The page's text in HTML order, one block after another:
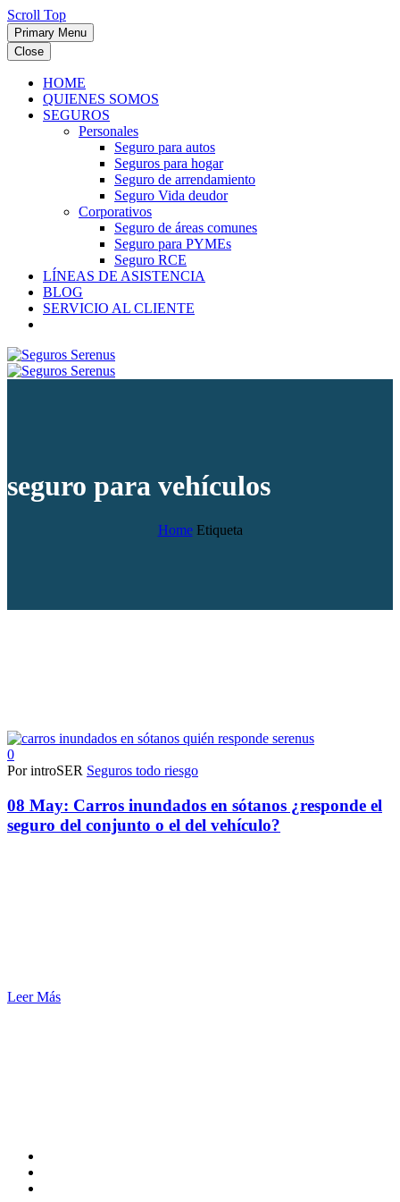
Scroll Top
Primary Menu
Close
HOME
QUIENES SOMOS
SEGUROS
Personales
Seguro para autos
Seguros para hogar
Seguro de arrendamiento
Seguro Vida deudor
Corporativos
Seguro de áreas comunes
Seguro para PYMEs
Seguro RCE
LÍNEAS DE ASISTENCIA
BLOG
SERVICIO AL CLIENTE
seguro para vehículos
Home Etiqueta
0
Por introSER Seguros todo riesgo
08 May: Carros inundados en sótanos ¿responde el
seguro del conjunto o el del vehículo?
Leer Más